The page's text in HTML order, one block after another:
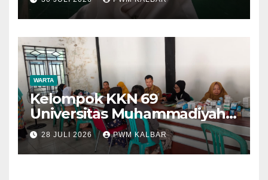
WARTA
Kelompok KKN 69
Universitas Muhammadiyah
Pontianak Dibagi Dua Tim,
Cat Bangunan dan Dampingi
Pelayanan Posyandu Lansia
28 JULI 2026 PWM KALBAR